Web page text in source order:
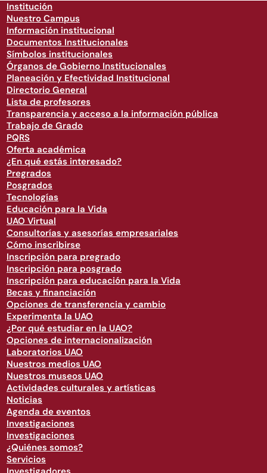
Institución
Nuestro Campus
Información institucional
Documentos Institucionales
Símbolos institucionales
Órganos de Gobierno Institucionales
Planeación y Efectividad Institucional
Directorio General
Lista de profesores
Transparencia y acceso a la información pública
Trabajo de Grado
PQRS
Oferta académica
¿En qué estás interesado?
Pregrados
Posgrados
Tecnologías
Educación para la Vida
UAO Virtual
Consultorías y asesorías empresariales
Cómo inscribirse
Inscripción para pregrado
Inscripción para posgrado
Inscripción para educación para la Vida
Becas y financiación
Opciones de transferencia y cambio
Experimenta la UAO
¿Por qué estudiar en la UAO?
Opciones de internacionalización
Laboratorios UAO
Nuestros medios UAO
Nuestros museos UAO
Actividades culturales y artísticas
Noticias
Agenda de eventos
Investigaciones
Investigaciones
¿Quiénes somos?
Servicios